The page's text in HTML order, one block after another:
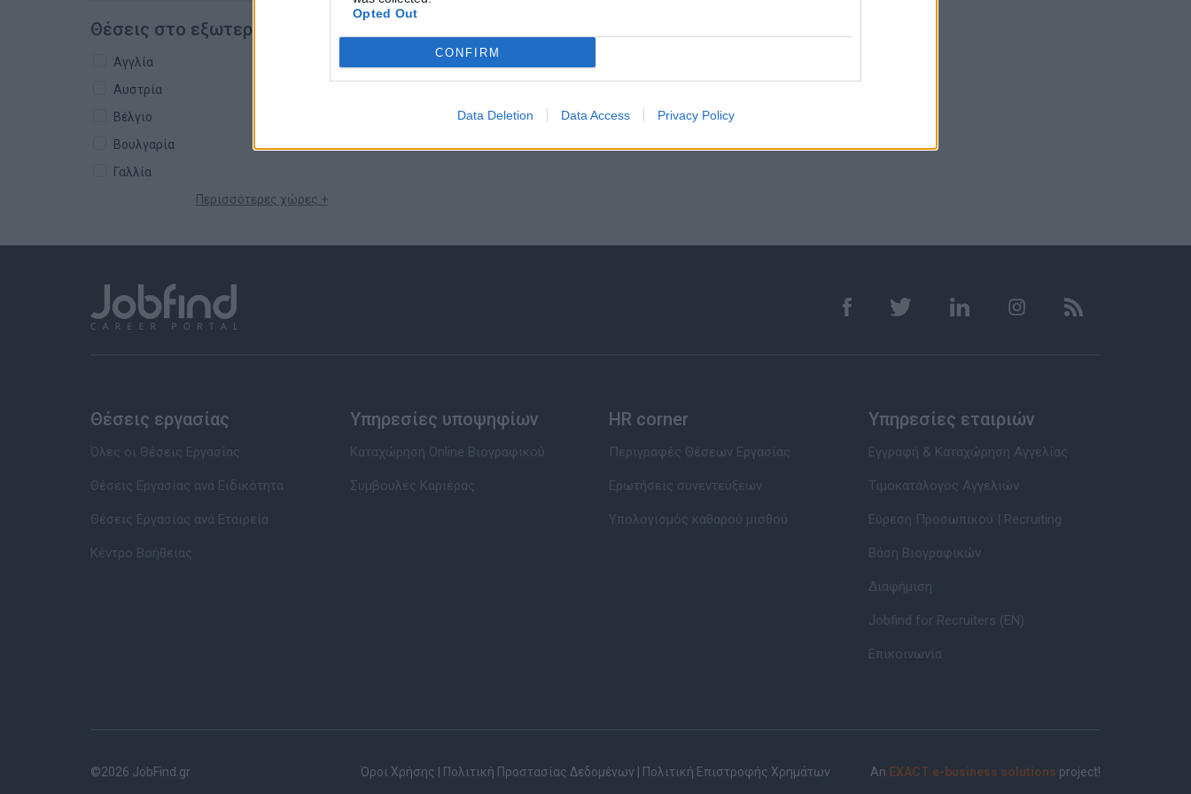
Opted Out
CONFIRM
Data Deletion Data Access Privacy Policy
Θέσεις στο εξωτερικό
Αγγλία
Αυστρία
Βέλγιο
Βουλγαρία
Γαλλία
Περισσότερες χώρες +
Θέσεις εργασίας
Όλες οι Θέσεις Εργασίας
Θέσεις Εργασίας ανά Ειδικότητα
Θέσεις Εργασίας ανά Εταιρεία
Κέντρο Βοήθειας
Υπηρεσίες υποψηφίων
Καταχώρηση Online Βιογραφικού
Συμβουλές Καριέρας
HR corner
Περιγραφές Θέσεων Εργασίας
Ερωτήσεις συνεντεύξεων
Υπολογισμός καθαρού μισθού
Υπηρεσίες εταιριών
Εγγραφή & Καταχώρηση Αγγελίας
Τιμοκατάλογος Αγγελιών
Εύρεση Προσωπικού | Recruiting
Βάση Βιογραφικών
Διαφήμιση
Jobfind for Recruiters (EN)
Επικοινωνία
©2026 JobFind.gr Όροι Χρήσης Πολιτική Προστασίας Δεδομένων Πολιτική Επιστροφής Χρημάτων An EXACT e-business solutions project!